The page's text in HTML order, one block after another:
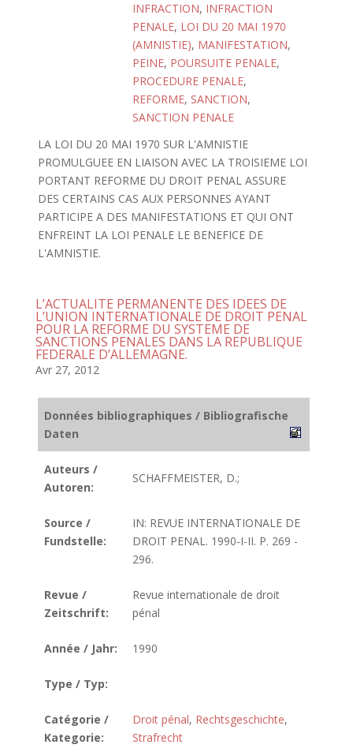
INFRACTION, INFRACTION
PENALE, LOI DU 20 MAI 1970
(AMNISTIE), MANIFESTATION,
PEINE, POURSUITE PENALE,
PROCEDURE PENALE,
REFORME, SANCTION,
SANCTION PENALE
LA LOI DU 20 MAI 1970 SUR L'AMNISTIE
PROMULGUEE EN LIAISON AVEC LA TROISIEME LOI
PORTANT REFORME DU DROIT PENAL ASSURE
DES CERTAINS CAS AUX PERSONNES AYANT
PARTICIPE A DES MANIFESTATIONS ET QUI ONT
ENFREINT LA LOI PENALE LE BENEFICE DE
L'AMNISTIE.
L’ACTUALITE PERMANENTE DES IDEES DE
L’UNION INTERNATIONALE DE DROIT PENAL
POUR LA REFORME DU SYSTEME DE
SANCTIONS PENALES DANS LA REPUBLIQUE
FEDERALE D’ALLEMAGNE.
Avr 27, 2012
Données bibliographiques / Bibliografische
Daten
Auteurs /
Autoren:
SCHAFFMEISTER, D.;
Source /
Fundstelle:
IN: REVUE INTERNATIONALE DE
DROIT PENAL. 1990-I-II. P. 269 -
296.
Revue /
Zeitschrift:
Revue internationale de droit
pénal
Année / Jahr: 1990
Type / Typ:
Catégorie /
Kategorie:
Droit pénal, Rechtsgeschichte,
Strafrecht